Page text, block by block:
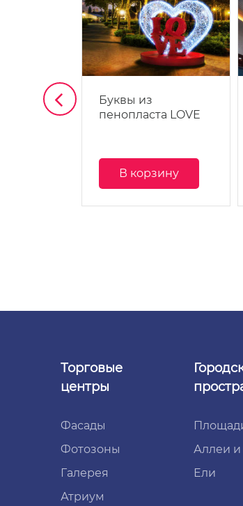
Буквы из
пенопласта LOVE
В корзину
Торговые
центры
Фасады
Фотозоны
Галерея
Атриум
Аллеи
Ели